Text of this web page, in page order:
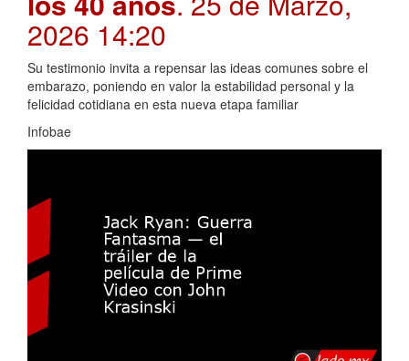
2026 14:20
Su testimonio invita a repensar las ideas comunes sobre el
embarazo, poniendo en valor la estabilidad personal y la
felicidad cotidiana en esta nueva etapa familiar
Infobae